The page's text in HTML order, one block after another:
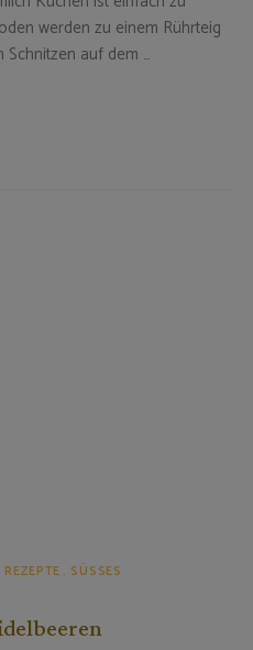
werden zu einem Rührteig
auf dem …
REZEPTE SÜSSES